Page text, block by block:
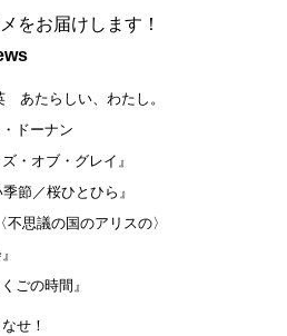
をお届けします！
あたらしい、わたし。
ドーナン
・オブ・グレイ』
節／桜ひとひら』
思議の国のアリスの〉
ごの時間』
せ！